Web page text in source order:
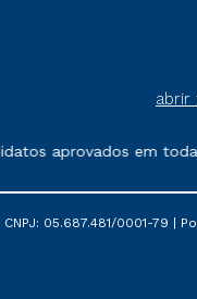
abrir
aprovados em
05.687.481/0001-79 |